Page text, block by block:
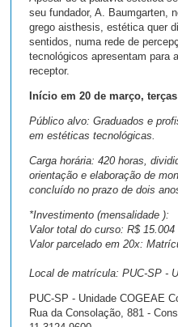
seu fundador, A. Baumgarten,
grego aisthesis, estética quer
sentidos, numa rede de
tecnológicos apresentam para
receptor.
Início em 20 de março,
Público alvo: Graduados e
em estéticas tecnológicas.
Carga horária: 420 horas,
orientação e elaboração de
concluído no prazo de dois
*Investimento (mensalidade ):
Valor total do curso: R$ 15.004
Valor parcelado em 20x:
Local de matrícula: PUC-SP -
PUC-SP - Unidade COGEAE
Rua da Consolação, 881 -